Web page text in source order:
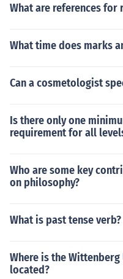
What are references for
What time does marks
Can a cosmetologist
Is there only one
requirement for all
Who are some key
on philosophy?
What is past tense verb?
Where is the
located?